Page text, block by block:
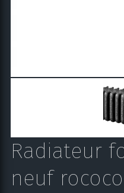
Radiateur
neuf